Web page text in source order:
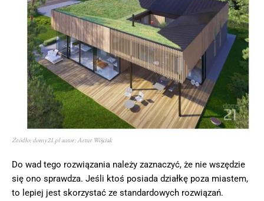
Źródło: domy21.pl autor: Artur Wójciak
Do wad tego rozwiązania należy zaznaczyć, że nie wszędzie
się ono sprawdza. Jeśli ktoś posiada działkę poza miastem,
to lepiej jest skorzystać ze standardowych rozwiązań.